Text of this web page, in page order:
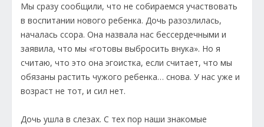
Мы сразу сообщили, что не собираемся участвовать
в воспитании нового ребенка. Дочь разозлилась,
началась ссора. Она назвала нас бессердечными и
заявила, что мы «готовы выбросить внука». Но я
считаю, что это она эгоистка, если считает, что мы
обязаны растить чужого ребенка… снова. У нас уже и
возраст не тот, и сил нет.
Дочь ушла в слезах. С тех пор наши знакомые